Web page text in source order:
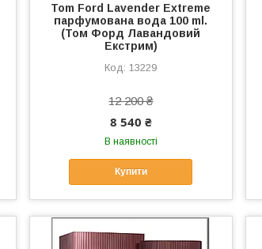
Tom Ford Lavender Extreme
парфумована вода 100 ml.
(Том Форд Лавандовий
Екстрим)
13229
12 200 ₴
8 540 ₴
В наявності
Купити